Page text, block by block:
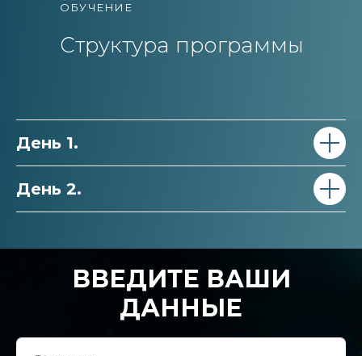
ОБУЧЕНИЕ
Структура программы
День 1.
День 2.
ВВЕДИТЕ ВАШИ
ДАННЫЕ